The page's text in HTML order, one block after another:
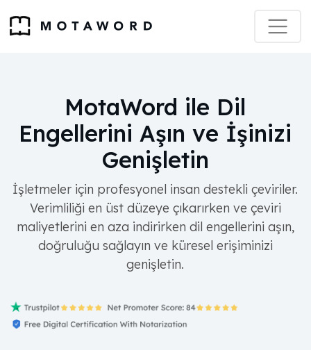
MotaWord ile Dil
Engellerini Aşın ve İşinizi
Genişletin
İşletmeler için profesyonel insan destekli çeviriler.
Verimliliği en üst düzeye çıkarırken ve çeviri
maliyetlerini en aza indirirken dil engellerini aşın,
doğruluğu sağlayın ve küresel erişiminizi
genişletin.